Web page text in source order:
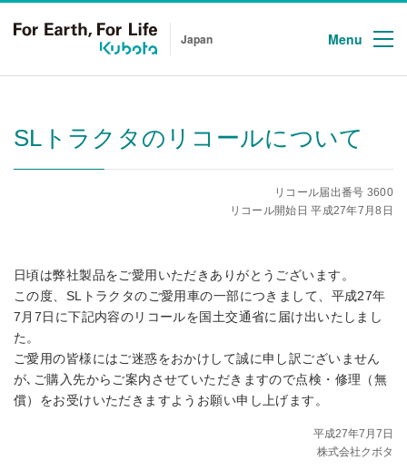
Japan Menu
SLトラクタのリコールについて
リコール届出番号 3600
リコール開始日 平成27年7月8日
日頃は弊社製品をご愛用いただきありがとうございます。
この度、SLトラクタのご愛用車の一部につきまして、平成27年
7月7日に下記内容のリコールを国土交通省に届け出いたしまし
た。
ご愛用の皆様にはご迷惑をおかけして誠に申し訳ございません
が､ご購入先からご案内させていただきますので点検・修理（無
償）をお受けいただきますようお願い申し上げます。
平成27年7月7日
株式会社クボタ